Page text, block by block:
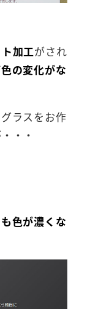
加工がされ
の変化がな
ラスをお作
・・
色が濃くな